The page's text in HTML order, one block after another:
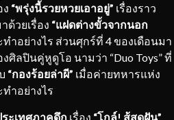
“พรุ่งนี้รวยหวยเอาอยู่” เรื่องราว
ด้วยเรื่อง “แฝดต่างขั้วจากนอก
ำอย่างไร ส่วนศุกร์ที่ 4 ของเดือนมา
งศิลปินคู่หูดูโอ นามว่า “Duo Toys” ที่
“กองร้อยล่าผี” เมื่อค่ายทหารแห่ง
ำอย่างไร
ะเทศภาคดึกเรื่อง “โกล์! สู้สุดฝัน”